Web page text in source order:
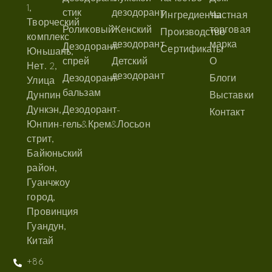
1,
Творческий
комплекс
Юньшань,
Нет. 2,
Улица
Дунпин
Дункэн,
Юнпин-
стрит,
Байюньский
район,
Гуанчжоу
город,
Провинция
Гуандун,
Китай
+86
стик
Роликовый
Дезодорант-
спрей
Дезодорант-
бальзам
Дезодорант-
гель&Крем&Лосьон
дезодорант
Женский
дезодорант
Детский
дезодорант
Ингредиенты
Производство
Сертификаты
Частная
торговая
марка
О
Блоги
Выставки
Контакт